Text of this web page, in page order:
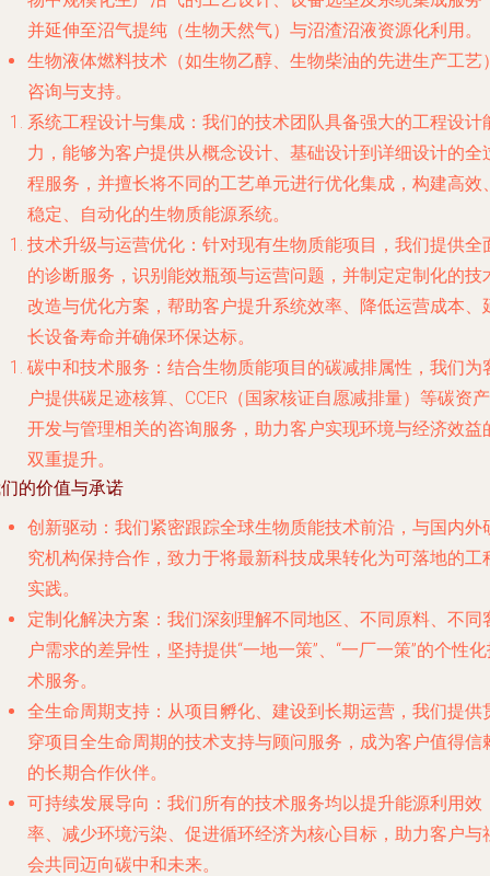
并延伸至沼气提纯（生物天然气）与沼渣沼液资源化利用。
生物液体燃料技术 （如生物乙醇、生物柴油的先进生产工艺
咨询与支持。
系统工程设计与集成 ：我们的技术团队具备强大的工程设计
力，能够为客户提供从概念设计、基础设计到详细设计的全
程服务，并擅长将不同的工艺单元进行优化集成，构建高效
稳定、自动化的生物质能源系统。
技术升级与运营优化 ：针对现有生物质能项目，我们提供全
的诊断服务，识别能效瓶颈与运营问题，并制定定制化的技
改造与优化方案，帮助客户提升系统效率、降低运营成本、
长设备寿命并确保环保达标。
碳中和技术服务 ：结合生物质能项目的碳减排属性，我们为
户提供碳足迹核算、CCER（国家核证自愿减排量）等碳资产
开发与管理相关的咨询服务，助力客户实现环境与经济效益
双重提升。
的价值与承诺
创新驱动 ：我们紧密跟踪全球生物质能技术前沿，与国内外
究机构保持合作，致力于将最新科技成果转化为可落地的工
实践。
定制化解决方案 ：我们深刻理解不同地区、不同原料、不同
户需求的差异性，坚持提供“一地一策”、“一厂一策”的个性
术服务。
全生命周期支持 ：从项目孵化、建设到长期运营，我们提供
穿项目全生命周期的技术支持与顾问服务，成为客户值得信
的长期合作伙伴。
可持续发展导向 ：我们所有的技术服务均以提升能源利用效
率、减少环境污染、促进循环经济为核心目标，助力客户与
会共同迈向碳中和未来。